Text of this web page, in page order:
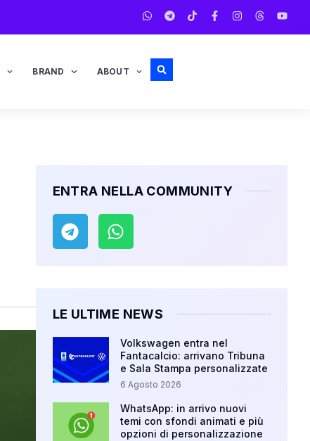
BRAND ABOUT
ENTRA NELLA COMMUNITY
LE ULTIME NEWS
Volkswagen entra nel
Fantacalcio: arrivano Tribuna
e Sala Stampa personalizzate
6 Agosto 2026
WhatsApp: in arrivo nuovi
temi con sfondi animati e più
opzioni di personalizzazione